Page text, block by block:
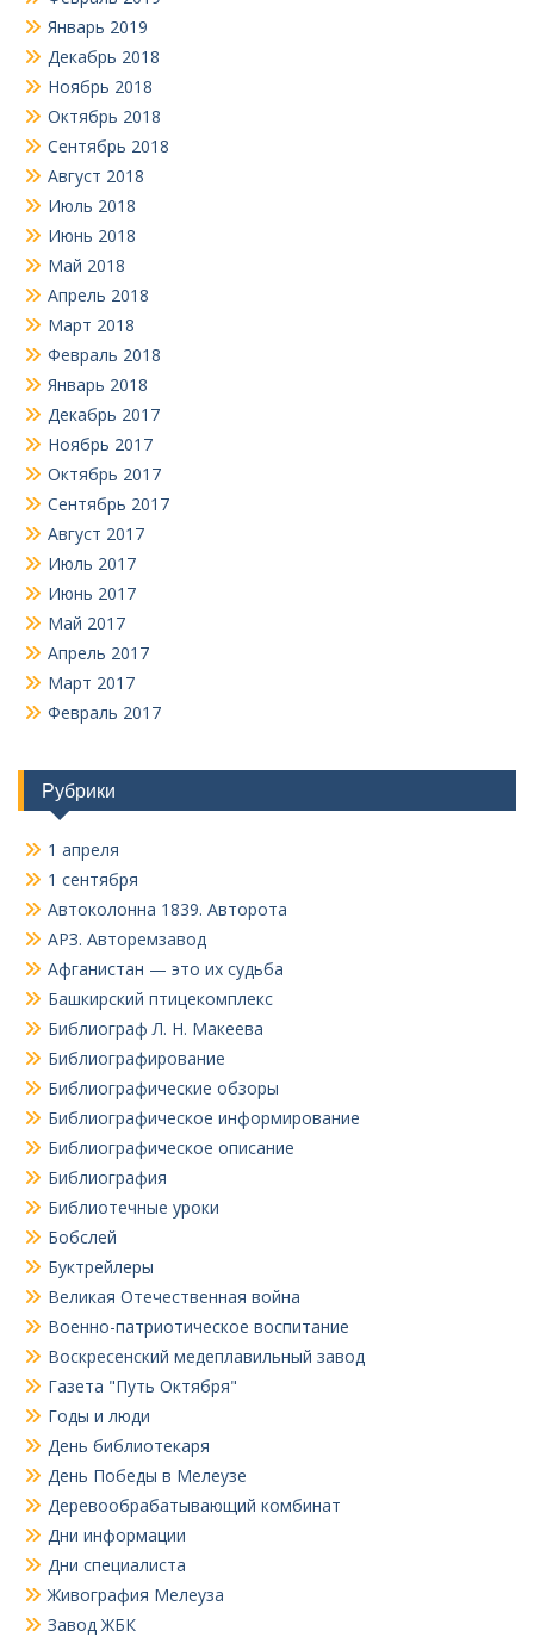
Январь 2019
Декабрь 2018
Ноябрь 2018
Октябрь 2018
Сентябрь 2018
Август 2018
Июль 2018
Июнь 2018
Май 2018
Апрель 2018
Март 2018
Февраль 2018
Январь 2018
Декабрь 2017
Ноябрь 2017
Октябрь 2017
Сентябрь 2017
Август 2017
Июль 2017
Июнь 2017
Май 2017
Апрель 2017
Март 2017
Февраль 2017
Рубрики
1 апреля
1 сентября
Автоколонна 1839. Авторота
АРЗ. Авторемзавод
Афганистан — это их судьба
Башкирский птицекомплекс
Библиограф Л. Н. Макеева
Библиографирование
Библиографические обзоры
Библиографическое информирование
Библиографическое описание
Библиография
Библиотечные уроки
Бобслей
Буктрейлеры
Великая Отечественная война
Военно-патриотическое воспитание
Воскресенский медеплавильный завод
Газета "Путь Октября"
Годы и люди
День библиотекаря
День Победы в Мелеузе
Деревообрабатывающий комбинат
Дни информации
Дни специалиста
Живография Мелеуза
Завод ЖБК